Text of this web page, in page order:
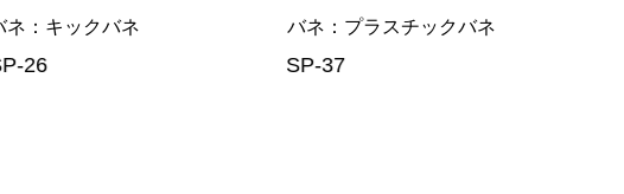
バネ
プラスチックバネ
SP-37
バネ
キックバネ
SP-27